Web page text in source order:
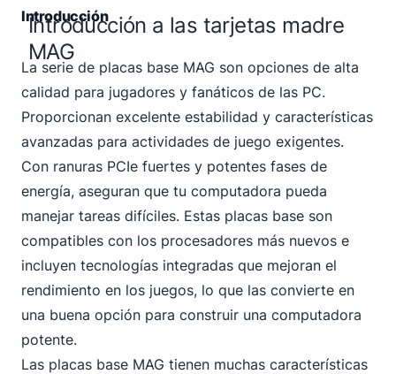
Introducción
Introducción a las tarjetas madre
MAG
La serie de placas base MAG son opciones de alta
calidad para jugadores y fanáticos de las PC.
Proporcionan excelente estabilidad y características
avanzadas para actividades de juego exigentes.
Con ranuras PCIe fuertes y potentes fases de
energía, aseguran que tu computadora pueda
manejar tareas difíciles. Estas placas base son
compatibles con los procesadores más nuevos e
incluyen tecnologías integradas que mejoran el
rendimiento en los juegos, lo que las convierte en
una buena opción para construir una computadora
potente.
Las placas base MAG tienen muchas características